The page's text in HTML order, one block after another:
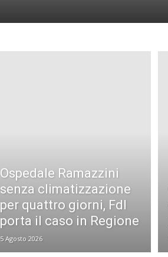
Ospedale Ramazzini
senza climatizzazione
per quattro giorni, FdI
porta il caso in Regione
5 Agosto 2026